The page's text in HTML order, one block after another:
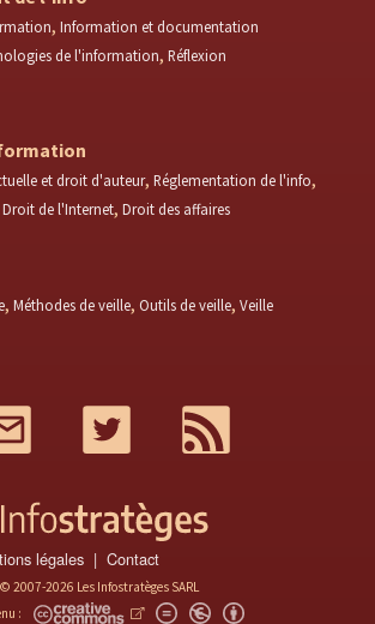
Information et documentation
de l'information Réflexion
et droit d'auteur Réglementation de l'info
Droit de l'Internet Droit des affaires
Méthodes de veille Outils de veille Veille
Twitter
légales Contact
2007-2026 Les Infostratèges SARL
: